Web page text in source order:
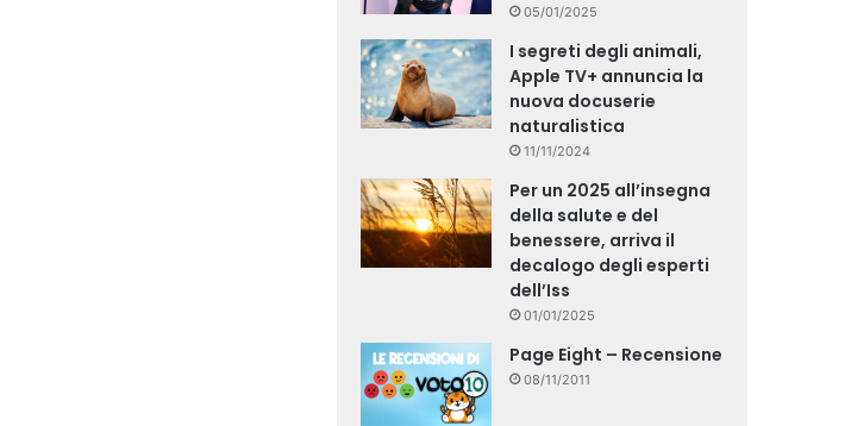
05/01/2025
I segreti degli animali,
Apple TV+ annuncia la
nuova docuserie
naturalistica
11/11/2024
Per un 2025 all’insegna
della salute e del
benessere, arriva il
decalogo degli esperti
dell’Iss
01/01/2025
Page Eight – Recensione
08/11/2011